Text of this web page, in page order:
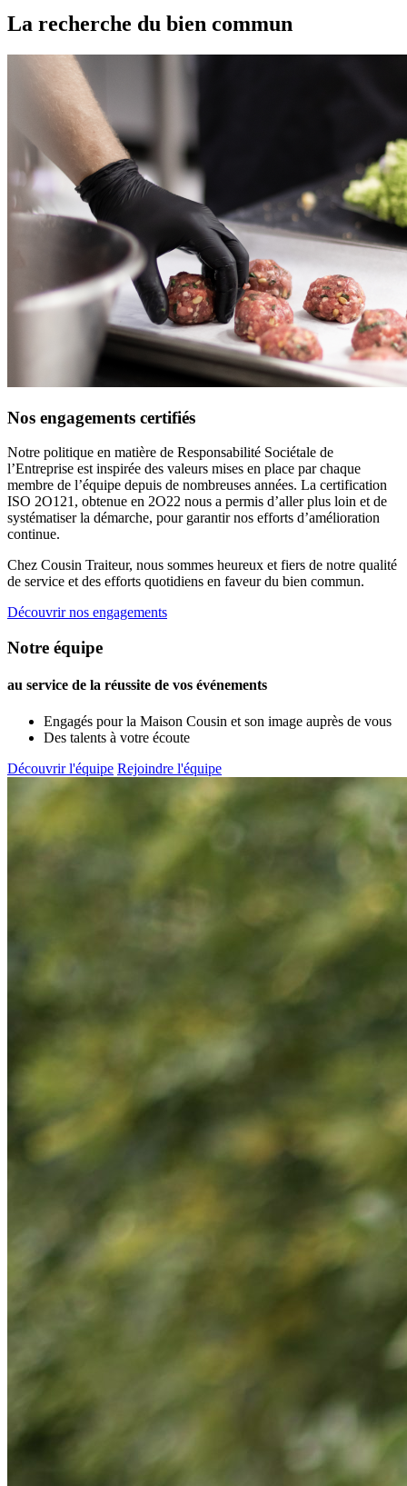
La recherche du bien commun
Nos engagements certifiés
Notre politique en matière de Responsabilité Sociétale de
l’Entreprise est inspirée des valeurs mises en place par chaque
membre de l’équipe depuis de nombreuses années. La certification
ISO 2O121, obtenue en 2O22 nous a permis d’aller plus loin et de
systématiser la démarche, pour garantir nos efforts d’amélioration
continue.
Chez Cousin Traiteur, nous sommes heureux et fiers de notre qualité
de service et des efforts quotidiens en faveur du bien commun.
Découvrir nos engagements
Notre équipe
au service de la réussite de vos événements
Engagés pour la Maison Cousin et son image auprès de vous
Des talents à votre écoute
Découvrir l'équipe Rejoindre l'équipe